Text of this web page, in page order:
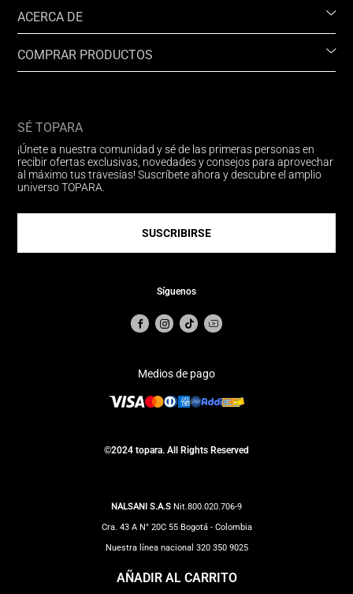
AÑADIR AL CARRITO
ACERCA DE
COMPRAR PRODUCTOS
SÉ TOPARA
¡Únete a nuestra comunidad y sé de las primeras personas en
recibir ofertas exclusivas, novedades y consejos para aprovechar
al máximo tus travesías! Suscríbete ahora y descubre el amplio
universo TOPARA.
SUSCRIBIRSE
Síguenos
Medios de pago
©2024 topara. All Rights Reserved
NALSANI S.A.S Nit.800.020.706-9
Cra. 43 A N° 20C 55 Bogotá - Colombia
Nuestra línea nacional 320 350 9025
Correo Notificaciones judiciales: